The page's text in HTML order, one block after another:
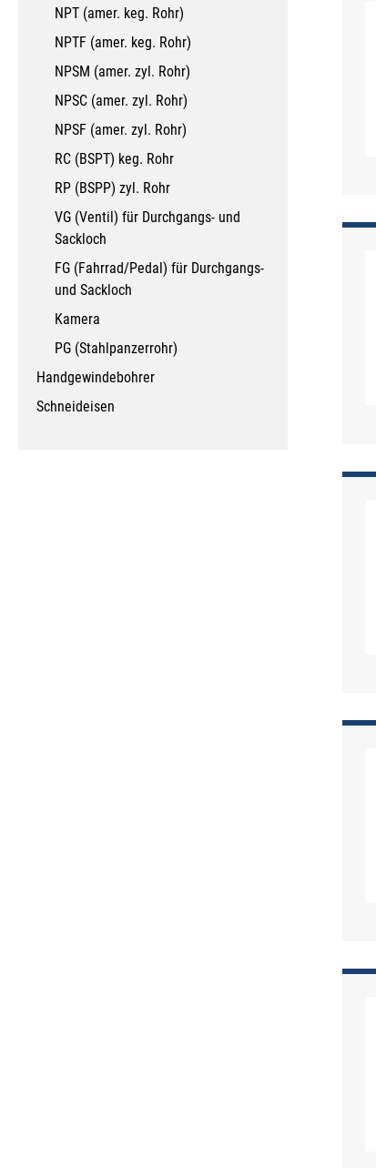
NPT (amer. keg. Rohr)
NPTF (amer. keg. Rohr)
NPSM (amer. zyl. Rohr)
NPSC (amer. zyl. Rohr)
NPSF (amer. zyl. Rohr)
RC (BSPT) keg. Rohr
RP (BSPP) zyl. Rohr
VG (Ventil) für Durchgangs- und
Sackloch
FG (Fahrrad/Pedal) für Durchgangs-
und Sackloch
Kamera
PG (Stahlpanzerrohr)
Handgewindebohrer
Schneideisen